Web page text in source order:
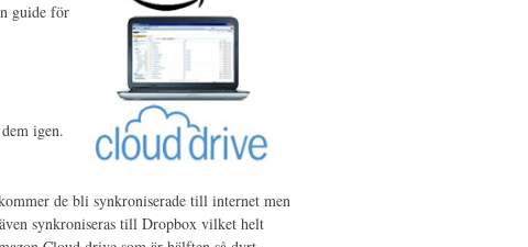
guide för
igen.
de bli synkroniserade till internet men
synkroniseras till Dropbox vilket helt